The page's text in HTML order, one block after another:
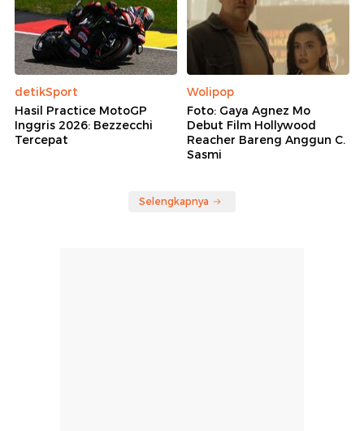
detikSport
Hasil Practice MotoGP
Inggris 2026: Bezzecchi
Tercepat
Wolipop
Foto: Gaya Agnez Mo
Debut Film Hollywood
Reacher Bareng Anggun C.
Sasmi
Selengkapnya